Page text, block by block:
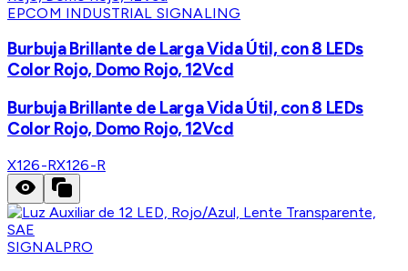
EPCOM INDUSTRIAL SIGNALING
Burbuja Brillante de Larga Vida Útil, con 8 LEDs
Color Rojo, Domo Rojo, 12Vcd
Burbuja Brillante de Larga Vida Útil, con 8 LEDs
Color Rojo, Domo Rojo, 12Vcd
X126-RX126-R
SIGNALPRO